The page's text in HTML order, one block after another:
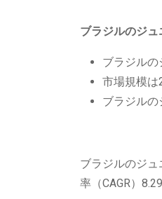
ブラジルのジ
ブラジルの
市場規模は
ブラジルの
ブラジルのジ
率（CAGR）